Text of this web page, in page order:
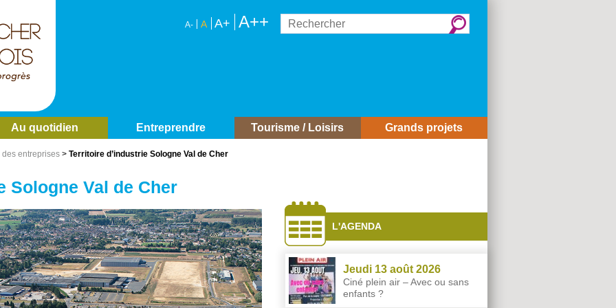
Rechercher :
A- A A+ A++
Au quotidien Entreprendre Tourisme / Loisirs Grands projets
entreprises > Territoire d’industrie Sologne Val de Cher
Sologne Val de Cher
côtés
L'AGENDA
Jeudi 13 août 2026
Ciné plein air – Avec ou sans
enfants ?